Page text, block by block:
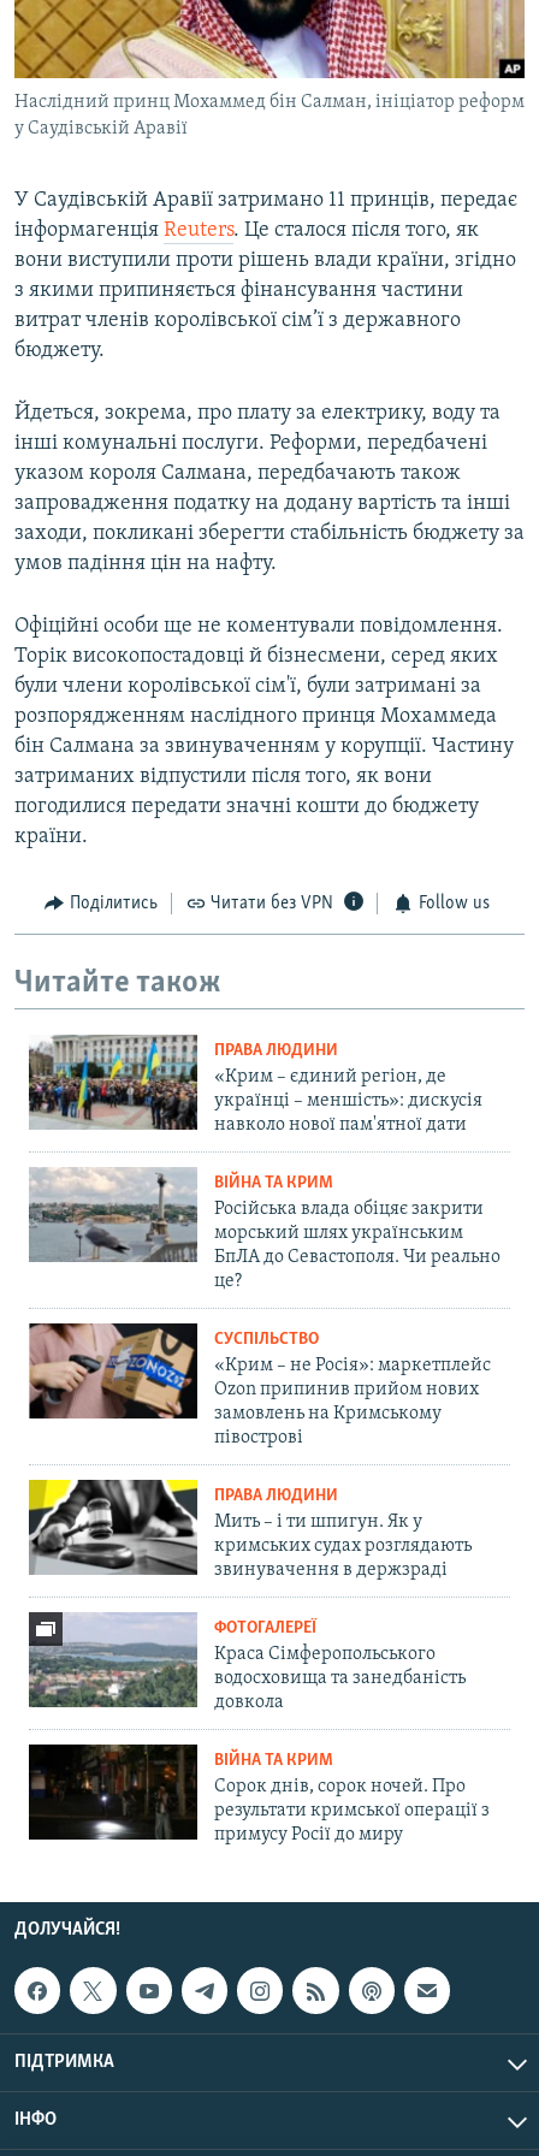
ВІДЕОУРОКИ «ELIFBE»
СВІДЧЕННЯ ОКУПАЦІЇ
УКРАЇНСЬКА ПРОБЛЕМА КРИМУ
Русский
Qırımtatar
Усі сайти RFE/RL
Наслідний принц Мохаммед бін Салман, ініціатор реформ
у Саудівській Аравії
У Саудівській Аравії затримано 11 принців, передає
інформагенція Reuters. Це сталося після того, як
вони виступили проти рішень влади країни, згідно
з якими припиняється фінансування частини
витрат членів королівської сім’ї з державного
бюджету.
Йдеться, зокрема, про плату за електрику, воду та
інші комунальні послуги. Реформи, передбачені
указом короля Салмана, передбачають також
запровадження податку на додану вартість та інші
заходи, покликані зберегти стабільність бюджету за
умов падіння цін на нафту.
Офіційні особи ще не коментували повідомлення.
Торік високопостадовці й бізнесмени, серед яких
були члени королівської сім'ї, були затримані за
розпорядженням наслідного принця Мохаммеда
бін Салмана за звинуваченням у корупції. Частину
затриманих відпустили після того, як вони
погодилися передати значні кошти до бюджету
країни.
Поділитись Читати без VPN Follow us
Читайте також
ПРАВА ЛЮДИНИ
«Крим – єдиний регіон, де
українці – меншість»: дискусія
навколо нової пам'ятної дати
ВІЙНА ТА КРИМ
Російська влада обіцяє закрити
морський шлях українським
БпЛА до Севастополя. Чи реально
це?
СУСПІЛЬСТВО
«Крим – не Росія»: маркетплейс
Ozon припинив прийом нових
замовлень на Кримському
півострові
ПРАВА ЛЮДИНИ
Мить – і ти шпигун. Як у
кримських судах розглядають
звинувачення в держзраді
ФОТОГАЛЕРЕЇ
Краса Сімферопольського
водосховища та занедбаність
довкола
ВІЙНА ТА КРИМ
Сорок днів, сорок ночей. Про
результати кримської операції з
примусу Росії до миру
ДОЛУЧАЙСЯ!
ПІДТРИМКА
ІНФО